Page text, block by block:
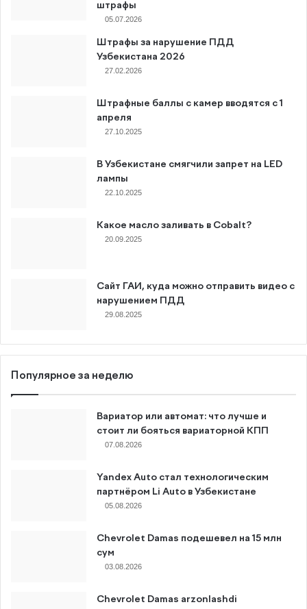
штрафы
05.07.2026
Штрафы за нарушение ПДД
Узбекистана 2026
27.02.2026
Штрафные баллы с камер вводятся с 1
апреля
27.10.2025
В Узбекистане смягчили запрет на LED
лампы
22.10.2025
Какое масло заливать в Cobalt?
20.09.2025
Сайт ГАИ, куда можно отправить видео с
нарушением ПДД
29.08.2025
Популярное за неделю
Вариатор или автомат: что лучше и
стоит ли бояться вариаторной КПП
07.08.2026
Yandex Auto стал технологическим
партнёром Li Auto в Узбекистане
05.08.2026
Chevrolet Damas подешевел на 15 млн
сум
03.08.2026
Chevrolet Damas arzonlashdi